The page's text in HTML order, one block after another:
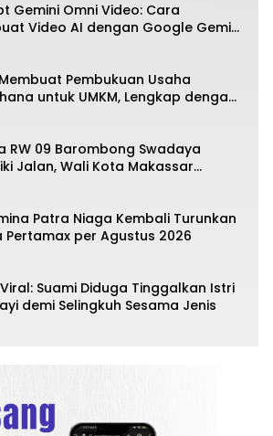
Gemini Omni Video: Cara
Video AI dengan Google Gemini
Pembukuan Usaha
untuk UMKM, Lengkap dengan
RW 09 Barombong Swadaya
Jalan, Wali Kota Makassar
Patra Niaga Kembali Turunkan
Pertamax per Agustus 2026
Suami Diduga Tinggalkan Istri
demi Selingkuh Sesama Jenis